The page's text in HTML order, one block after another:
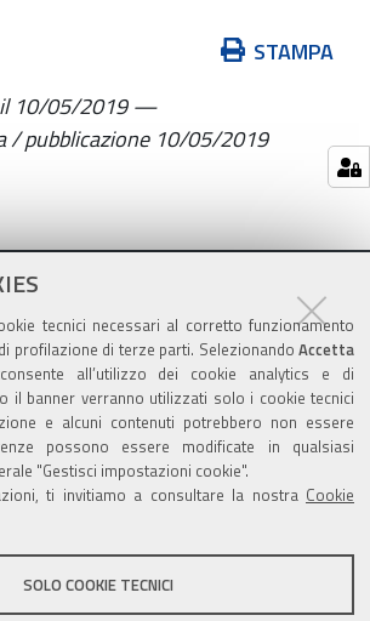
tecnici necessari al corretto funzionamento
profilazione di terze parti. Selezionando Accetta
all’utilizzo dei cookie analytics e di
il banner verranno utilizzati solo i cookie tecnici
e alcuni contenuti potrebbero non essere
possono essere modificate in qualsiasi
"Gestisci impostazioni cookie".
ti invitiamo a consultare la nostra Cookie
SOLO COOKIE TECNICI
STAMPA
10/05/2019—
/ pubblicazione 10/05/2019
Locale di Ferrara
FERRARA